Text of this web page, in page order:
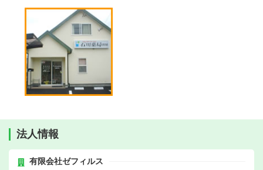
法人情報
有限会社ゼフィルス